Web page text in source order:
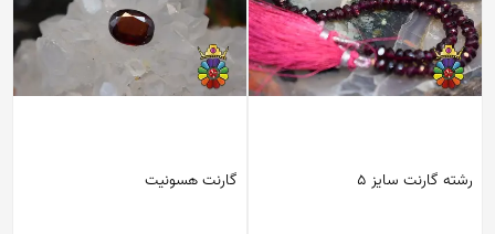
رشته گارنت سایز 5 گارنت هسونیت